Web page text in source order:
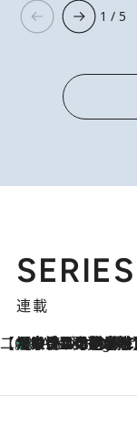
1 / 5
SERIES
連載
【CREA×星野リゾート】唯一無二。癒し
2 Hours Ago
【トンボの足水浴】ヒノキの香りに包まれて涼感マックス！約13℃の湧水かけ流しを避